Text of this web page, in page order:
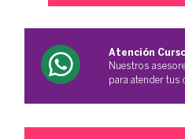
Atención
Nuestros
para atender tus